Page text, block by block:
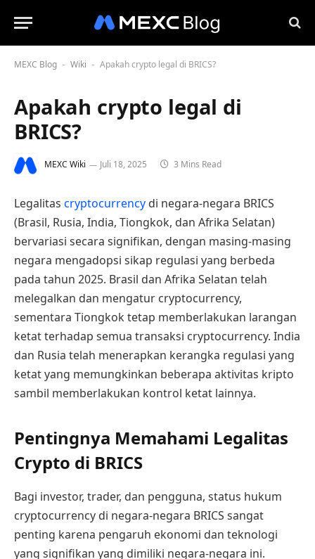
MEXC Blog - Wiki - Apakah crypto legal di BRICS?
Apakah crypto legal di
BRICS?
MEXC Wiki Juli 18, 2025 3 Mins Read
Legalitas cryptocurrency di negara-negara BRICS
(Brasil, Rusia, India, Tiongkok, dan Afrika Selatan)
bervariasi secara signifikan, dengan masing-masing
negara mengadopsi sikap regulasi yang berbeda
pada tahun 2025. Brasil dan Afrika Selatan telah
melegalkan dan mengatur cryptocurrency,
sementara Tiongkok tetap memberlakukan larangan
ketat terhadap semua transaksi cryptocurrency. India
dan Rusia telah menerapkan kerangka regulasi yang
ketat yang memungkinkan beberapa aktivitas kripto
sambil memberlakukan kontrol ketat lainnya.
Pentingnya Memahami Legalitas
Crypto di BRICS
Bagi investor, trader, dan pengguna, status hukum
cryptocurrency di negara-negara BRICS sangat
penting karena pengaruh ekonomi dan teknologi
yang signifikan yang dimiliki negara-negara ini.